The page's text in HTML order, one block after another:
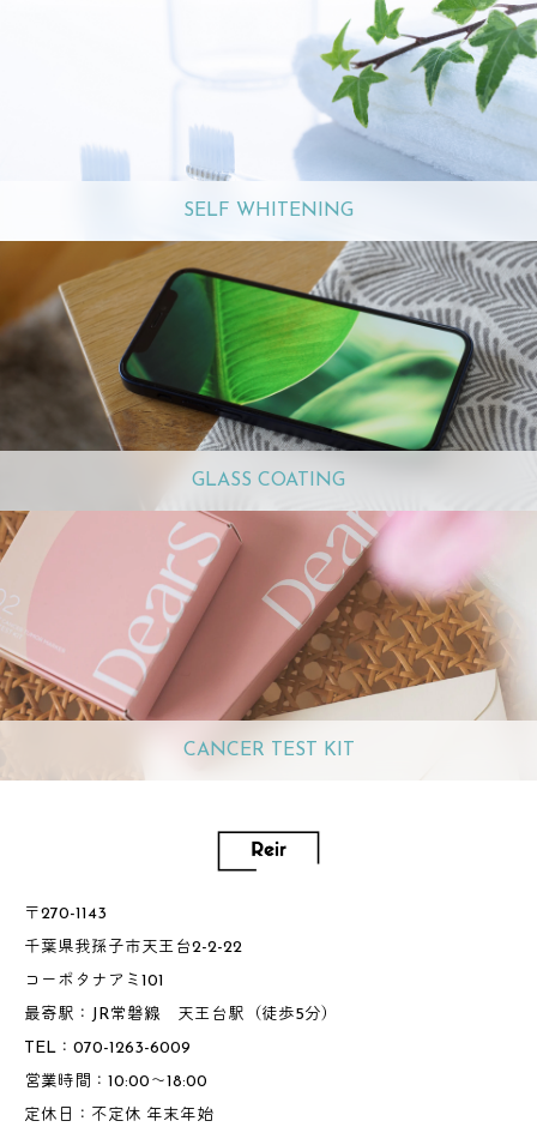
SELF WHITENING
GLASS COATING
CANCER TEST KIT
〒270-1143
千葉県我孫子市天王台2-2-22
コーポタナアミ101
最寄駅：JR常磐線 天王台駅（徒歩5分）
TEL：070-1263-6009
営業時間：10:00～18:00
定休日：不定休 年末年始